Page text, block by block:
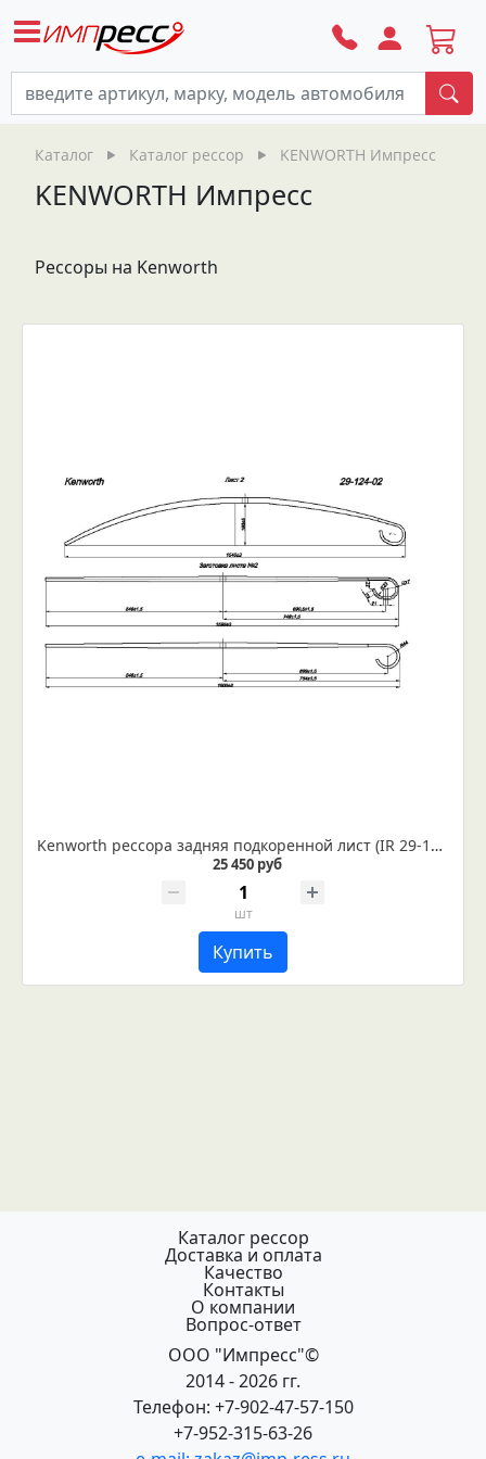
Каталог Каталог рессор KENWORTH Импресс
KENWORTH Импресс
Рессоры на Kenworth
Kenworth рессора задняя подкоренной лист (IR 29-124-02)
25 450 руб
шт
Купить
Каталог рессор
Доставка и оплата
Качество
Контакты
О компании
Вопрос-ответ
ООО "Импресс"©
2014 - 2026 гг.
Телефон: +7-902-47-57-150
+7-952-315-63-26